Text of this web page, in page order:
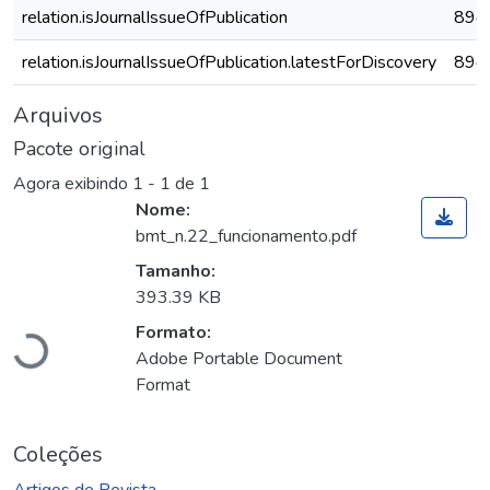
relation.isJournalIssueOfPublication
relation.isJournalIssueOfPublication.latestForDiscovery
Arquivos
Pacote original
Agora exibindo 1 - 1 de 1
Carregando...
Nome:
bmt_n.22_funcionamento.pdf
Tamanho:
393.39 KB
Formato:
Adobe Portable Document
Format
Coleções